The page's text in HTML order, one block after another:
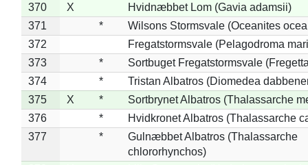
370
X
Hvidnæbbet Lom (Gavia adamsii)
371
*
Wilsons Stormsvale (Oceanites
372
Fregatstormsvale (Pelagodroma
373
*
Sortbuget Fregatstormsvale
374
*
Tristan Albatros (Diomedea
375
X *
Sortbrynet Albatros (Thalassarche
376
*
Hvidkronet Albatros (Thalassarche
377
*
Gulnæbbet Albatros (Thalassarche
chlororhynchos)